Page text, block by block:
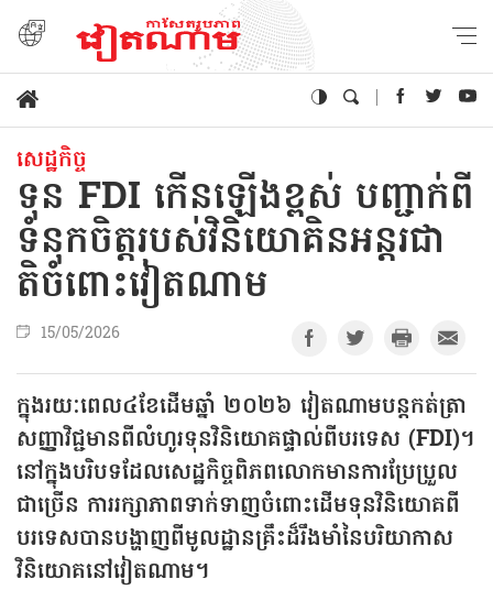
សេដ្ឋកិច្ច
ទុន FDI កើន​ឡើង​ខ្ពស់ បញ្ជាក់ពី
ទំនុកចិត្តរបស់វិនិយោគិនអន្តរជា
តិចំពោះវៀតណាម
15/05/2026
ក្នុងរយៈពេល៤​ខែដើម​ឆ្នាំ ២០២៦ វៀតណាមបន្តកត់ត្រា
សញ្ញាវិជ្ជមានពីលំហូរ​ទុន​វិនិយោគផ្ទាល់ពីបរទេស (FDI)។
នៅក្នុងបរិបទដែលសេដ្ឋកិច្ចពិភពលោក​មានការប្រែប្រួល
ជាច្រើន ការរក្សាភាពទាក់ទាញចំពោះដើមទុន​វិនិយោគ​ពី​
បរទេសបាន​បង្ហាញពីមូលដ្ឋានគ្រឹះដ៏រឹងមាំនៃបរិយាកាស
វិនិយោគ​នៅវៀតណាម។